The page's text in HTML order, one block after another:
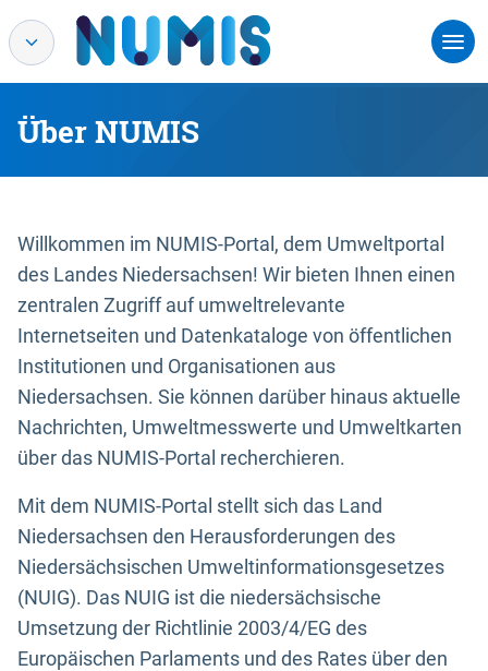
Über NUMIS
Willkommen im NUMIS-Portal, dem Umweltportal
des Landes Niedersachsen! Wir bieten Ihnen einen
zentralen Zugriff auf umweltrelevante
Internetseiten und Datenkataloge von öffentlichen
Institutionen und Organisationen aus
Niedersachsen. Sie können darüber hinaus aktuelle
Nachrichten, Umweltmesswerte und Umweltkarten
über das NUMIS-Portal recherchieren.
Mit dem NUMIS-Portal stellt sich das Land
Niedersachsen den Herausforderungen des
Niedersächsischen Umweltinformationsgesetzes
(NUIG). Das NUIG ist die niedersächsische
Umsetzung der Richtlinie 2003/4/EG des
Europäischen Parlaments und des Rates über den